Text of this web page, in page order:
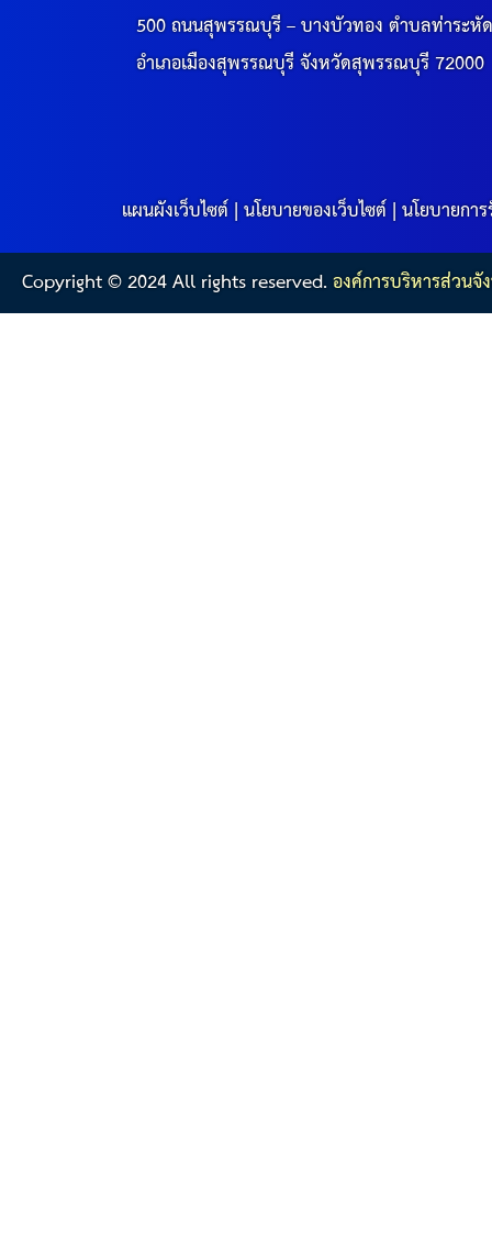
500 ถนนสุพรรณบุรี – บางบัวทอง ตำบลท่าระหั
อำเภอเมืองสุพรรณบุรี จังหวัดสุพรรณบุรี 72000
แผนผังเว็บไซต์|นโยบายของเว็บไซต์|นโยบายกา
Copyright © 2024 All rights reserved.องค์การบริหารส่วน